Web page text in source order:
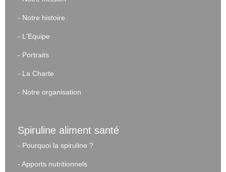
- Notre histoire
- L'Equipe
- Portraits
- La Charte
- Notre organisation
Spiruline aliment santé
- Pourquoi la spiruline ?
- Apports nutritionnels